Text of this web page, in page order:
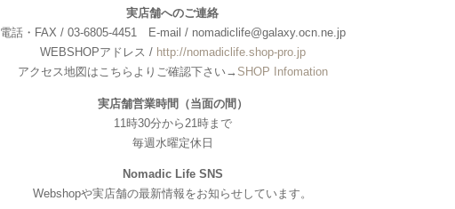
実店舗へのご連絡
電話・FAX / 03-6805-4451 E-mail / nomadiclife@galaxy.ocn.ne.jp
WEBSHOPアドレス / http://nomadiclife.shop-pro.jp
アクセス地図はこちらよりご確認下さい→ SHOP Infomation
実店舗営業時間（当面の間）
11時30分から21時まで
毎週水曜定休日
Nomadic Life SNS
Webshopや実店舗の最新情報をお知らせしています。